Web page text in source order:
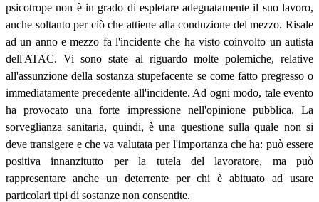
psicotrope non è in grado di espletare adeguatamente il suo lavoro,
anche soltanto per ciò che attiene alla conduzione del mezzo. Risale
ad un anno e mezzo fa l'incidente che ha visto coinvolto un autista
dell'ATAC. Vi sono state al riguardo molte polemiche, relative
all'assunzione della sostanza stupefacente se come fatto pregresso o
immediatamente precedente all'incidente. Ad ogni modo, tale evento
ha provocato una forte impressione nell'opinione pubblica. La
sorveglianza sanitaria, quindi, è una questione sulla quale non si
deve transigere e che va valutata per l'importanza che ha: può essere
positiva innanzitutto per la tutela del lavoratore, ma può
rappresentare anche un deterrente per chi è abituato ad usare
particolari tipi di sostanze non consentite.